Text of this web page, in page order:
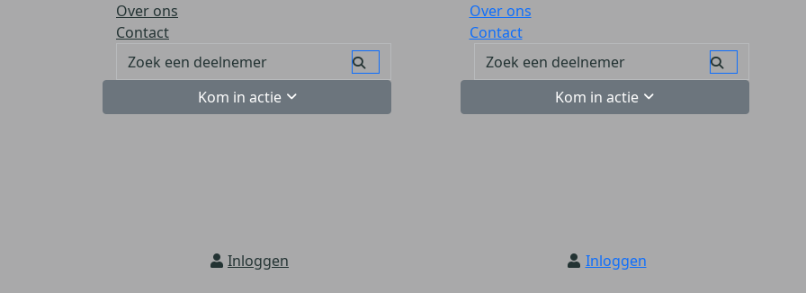
Over ons
Contact
Kom in actie
Inloggen
Over ons
Contact
Kom in actie
Inloggen